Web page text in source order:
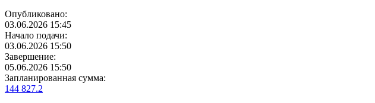
Опубликовано:
03.06.2026 15:45
Начало подачи:
03.06.2026 15:50
Завершение:
05.06.2026 15:50
Запланированная сумма:
144 827.2